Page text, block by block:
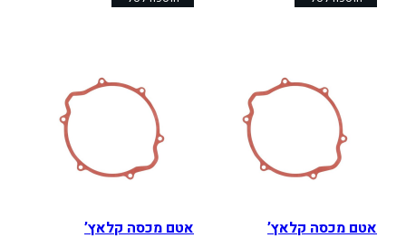
אטם מכסה קלאץ’
אטם מכסה קלאץ’